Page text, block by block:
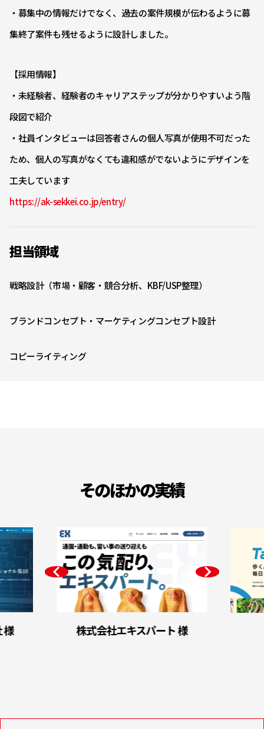
・募集中の情報だけでなく、過去の案件規模が伝わるように募
集終了案件も残せるように設計しました。
【採用情報】
・未経験者、経験者のキャリアステップが分かりやすいよう階
段図で紹介
・社員インタビューは回答者さんの個人写真が使用不可だった
ため、個人の写真がなくても違和感がでないようにデザインを
工夫しています
https://ak-sekkei.co.jp/entry/
担当領域
戦略設計（市場・顧客・競合分析、KBF/USP整理）
ブランドコンセプト・マーケティングコンセプト設計
コピーライティング
そのほかの実績
様 株式会社エキスパート 様